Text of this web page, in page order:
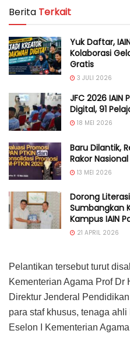
Berita Terkait
Yuk Daftar,
Kolaborasi
Gratis
3 JULI 2026
JFC 2026 IAIN
Digital, 91
18 MEI 2026
Baru Dilantik,
Rakor
13 MEI 2026
Dorong
Sumbangkan
Kampus IAIN
21 APRIL 2026
Pelantikan tersebut turut
Kementerian Agama Prof Dr
Direktur Jenderal
para staf khusus, tenaga
Eselon I Kementerian